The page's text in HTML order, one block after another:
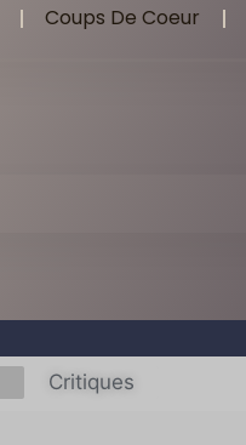
Coups De Coeur
Critiques